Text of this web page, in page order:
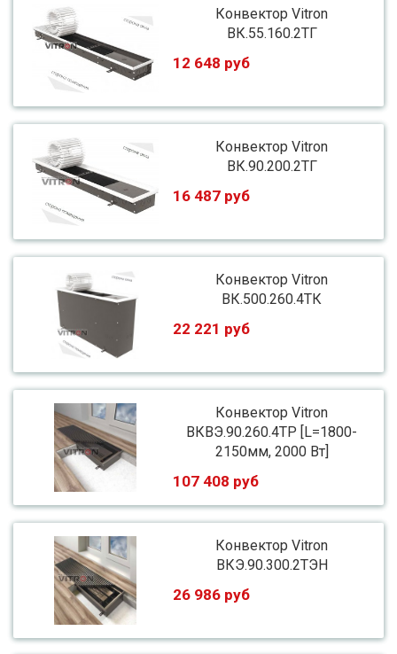
Конвектор Vitron
ВК.55.160.2ТГ
12 648 руб
Конвектор Vitron
ВК.90.200.2ТГ
16 487 руб
Конвектор Vitron
ВК.500.260.4ТК
22 221 руб
Конвектор Vitron
ВКВЭ.90.260.4ТР [L=1800-
2150мм, 2000 Вт]
107 408 руб
Конвектор Vitron
ВКЭ.90.300.2ТЭН
26 986 руб